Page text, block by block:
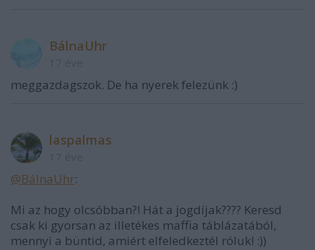
BálnaUhr
meggazdagszok. De ha nyerek felezünk :)
laspalmas
@BálnaUhr:
Mi az hogy olcsóbban?! Hát a jogdíjak???? Keresd
csak ki gyorsan az illetékes maffia táblázatából,
mennyi a büntid, amiért elfeledkeztél róluk! :))